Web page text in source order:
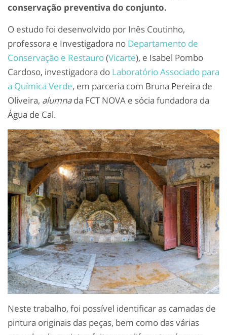
conservação preventiva do conjunto.
O estudo foi desenvolvido por Inês Coutinho,
professora e Investigadora no Departamento de
Conservação e Restauro(Vicarte), e Isabel Pombo
Cardoso, investigadora do Laboratório Associado para
a Química Verde, em parceria com Bruna Pereira de
Oliveira, alumnada FCT NOVA e sócia fundadora da
Água de Cal.
Neste trabalho, foi possível identificar as camadas de
pintura originais das peças, bem como das várias